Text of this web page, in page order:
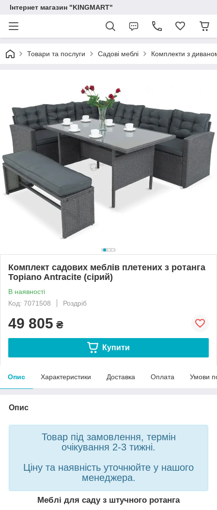
Інтернет магазин "KINGMART"
Товари та послуги Садові меблі Комплекти з
Комплект садових меблів плетених з ротанга
Topiano Antracite (сірий)
В наявності
Код: 7071508
Роздріб
49 805 ₴
Купити
Опис Характеристики Доставка Оплата Умови
Опис
Товар під замовлення, термін
очікування 2-3 тижні.
Ціну та наявність уточнюйте у нашого
менеджера.
Меблі для саду з штучного ротанга